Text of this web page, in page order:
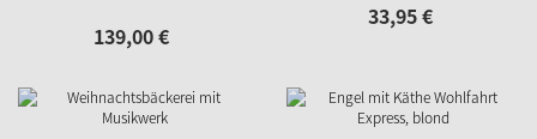
139,00€
33,95€